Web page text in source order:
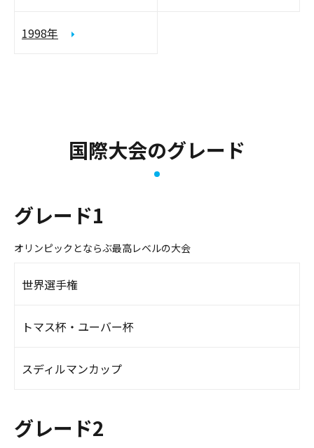
1998年
国際大会のグレード
グレード1
オリンピックとならぶ最高レベルの大会
世界選手権
トマス杯・ユーバー杯
スディルマンカップ
グレード2